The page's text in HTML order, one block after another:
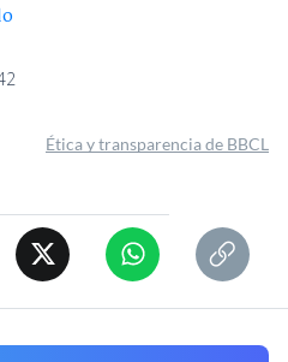
Ética y transparencia de BBCL